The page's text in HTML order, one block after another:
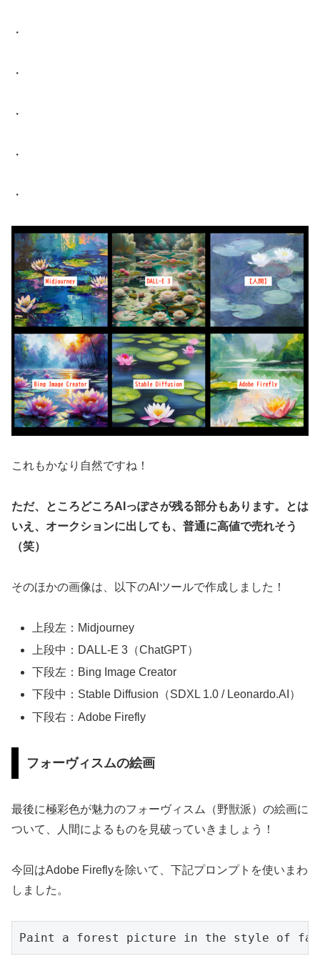
・
・
・
・
・
これもかなり自然ですね！
ただ、ところどころAIっぽさが残る部分もあります。とは
いえ、オークションに出しても、普通に高値で売れそう
（笑）
そのほかの画像は、以下のAIツールで作成しました！
上段左：Midjourney
上段中：DALL-E 3（ChatGPT）
下段左：Bing Image Creator
下段中：Stable Diffusion（SDXL 1.0 / Leonardo.AI）
下段右：Adobe Firefly
フォーヴィスムの絵画
最後に極彩色が魅力のフォーヴィスム（野獣派）の絵画に
ついて、人間によるものを見破っていきましょう！
今回はAdobe Fireflyを除いて、下記プロンプトを使いまわ
しました。
Paint a forest picture in the style of